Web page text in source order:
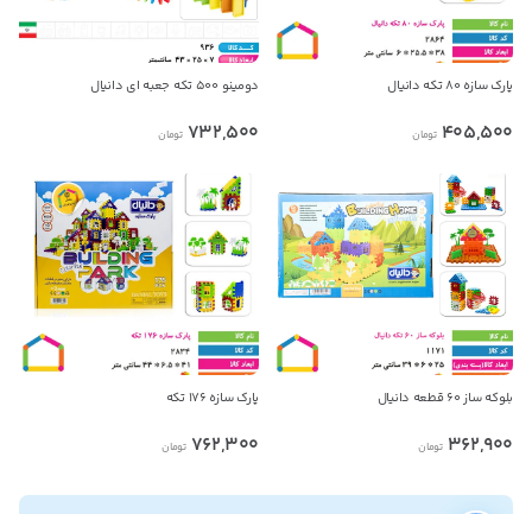
پارک سازه ۸۰ تکه دانیال
405,500 تومان
دومینو ۵۰۰ تکه جعبه ای دانیال
732,500 تومان
بلوکه ساز ۶۰ قطعه دانیال
362,900 تومان
پارک سازه ۱۷۶ تکه
762,300 تومان